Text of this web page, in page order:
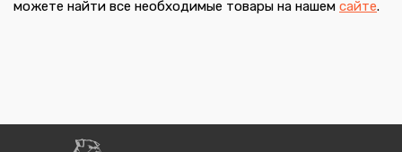
можете найти все необходимые товары на нашем сайте.